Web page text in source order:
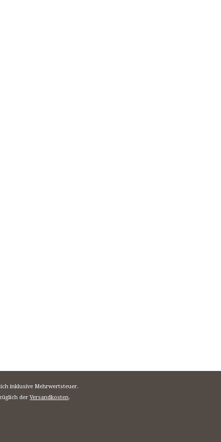
inklusive Mehrwertsteuer.
der Versandkosten.